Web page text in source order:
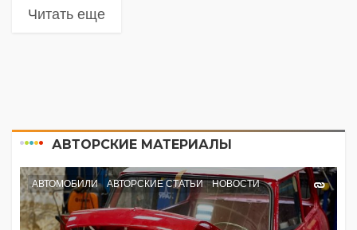
Читать еще
АВТОРСКИЕ МАТЕРИАЛЫ
АВТОМОБИЛИ АВТОРСКИЕ СТАТЬИ НОВОСТИ